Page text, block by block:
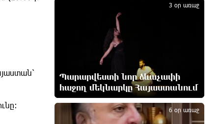
Վինիսիուսը նոր պայմանագիր է
կնքել «Ռեալի» հետ․
պաշտոնական
Սպասվում է քամու ուժգնացում,
ամպրոպ․ եղանակը՝ օգոստոսի 7-
ից 11-ին
10 ժամ առաջ
Խոշոր հրդեհ՝ Երևանի Սիլիկյան
Պարարվեստի նոր ձևաչափի
հաջող մեկնարկը Հայաստանում
3 օր առաջ
1
6 օր առաջ